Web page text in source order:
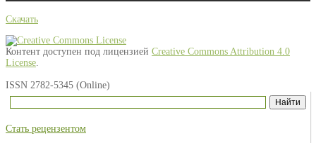
Скачать
Контент доступен под лицензией Creative Commons Attribution 4.0
License
ISSN 2782-5345 (Online)
Стать рецензентом